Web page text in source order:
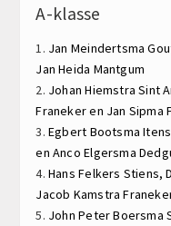
A-klasse
1. Jan Meindertsma
Jan Heida Mantgum
2. Johan HiemstraSint
Franeker en Jan Sipma
3.Egbert Bootsma
enAnco Elgersma
4.Hans Felkers Stiens,
Jacob Kamstra
5. John Peter Boersma